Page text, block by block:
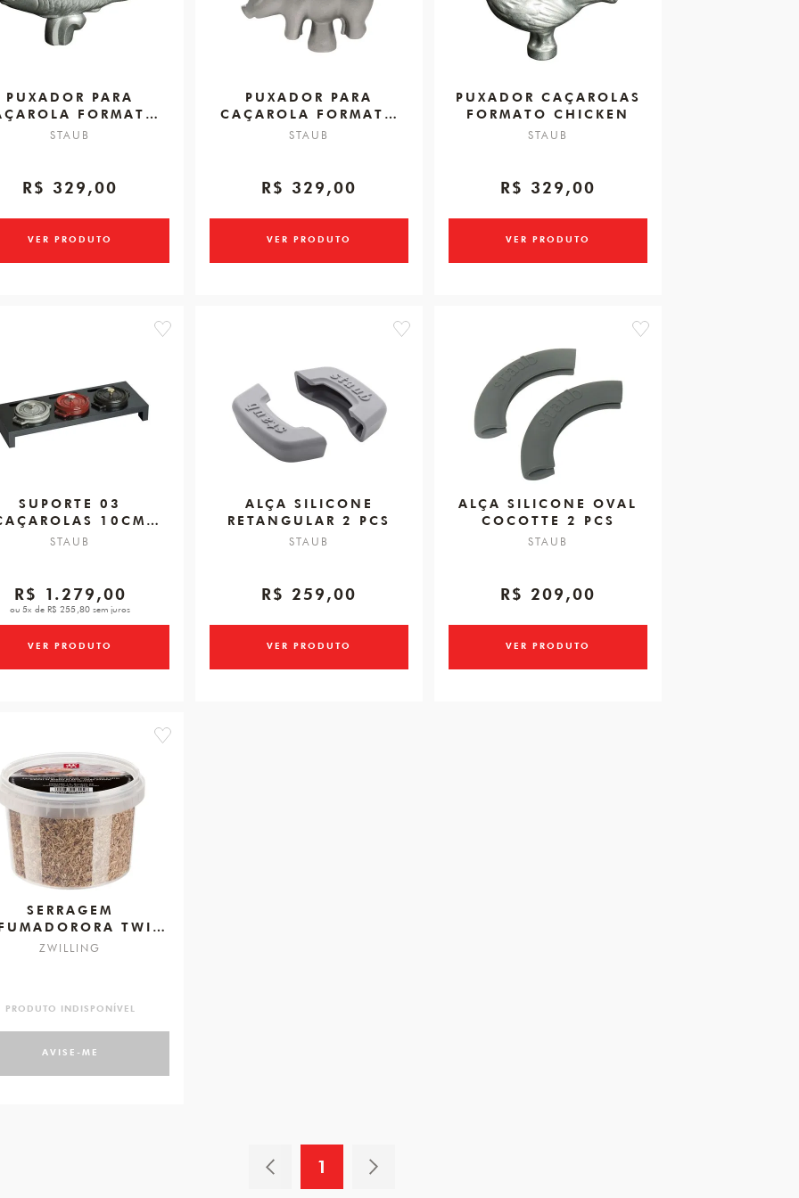
PUXADOR PARA
FORMATO
PEIXE
STAUB
R$ 329,00
VER PRODUTO
PUXADOR PARA
CAÇAROLA FORMATO
PORCO
STAUB
R$ 329,00
VER PRODUTO
PUXADOR CAÇAROLAS
FORMATO CHICKEN
STAUB
R$ 329,00
VER PRODUTO
favorite
SUPORTE 03
10CM
42X16X5CM
STAUB
R$ 1.279,00
ou 5x de R$ 255,80 sem juros
VER PRODUTO
favorite
ALÇA SILICONE
RETANGULAR 2 PCS
STAUB
R$ 259,00
VER PRODUTO
favorite
ALÇA SILICONE OVAL
COCOTTE 2 PCS
STAUB
R$ 209,00
VER PRODUTO
favorite
SERRAGEM
TWIN
SPECIALS
ZWILLING
PRODUTO INDISPONÍVEL
AVISE-ME
1